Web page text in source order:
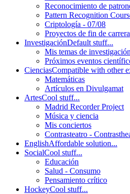
Reconocimiento de
Pattern Recognition
Criptología - 07/08
Proyectos de fin de carrera
InvestigaciónDefault stuff...
Mis temas de investigación
Próximos eventos
CienciasCompatible with other
Matemáticas
Artículos en Divulgamat
ArtesCool stuff...
Madrid Recorder Project
Música y ciencia
Mis conciertos
Contrasteatro -
EnglishAffordable solution...
SocialCool stuff...
Educación
Salud - Consumo
Pensamiento crítico
HockeyCool stuff...